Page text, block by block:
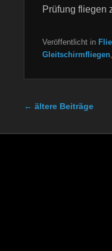
Prüfung fliegen
Veröffentlicht in
Gleitschirmfliegen
Beitragsnavigation
← ältere Beiträge